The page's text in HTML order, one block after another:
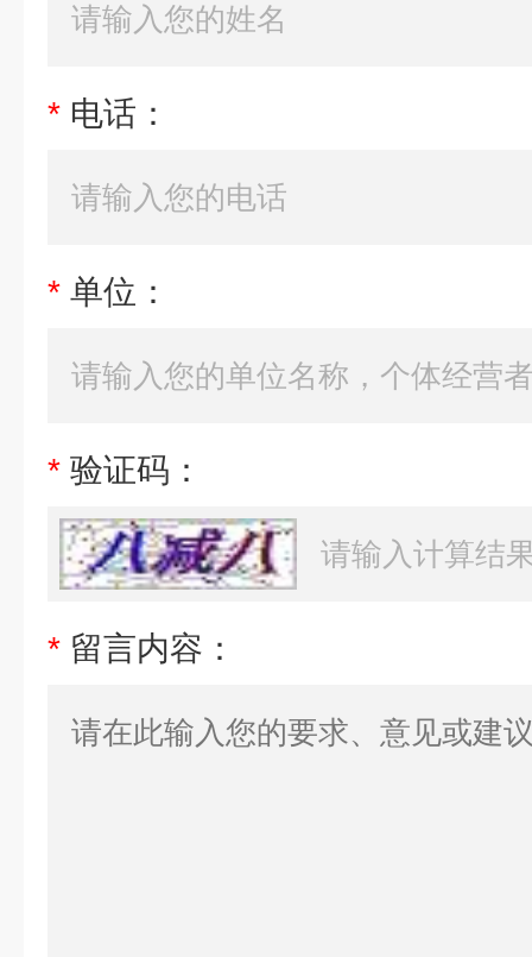
* 电话：
* 单位：
* 验证码：
* 留言内容：